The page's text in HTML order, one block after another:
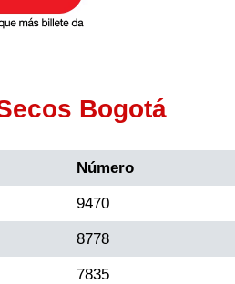
Bogotá
Número
9470
8778
7835